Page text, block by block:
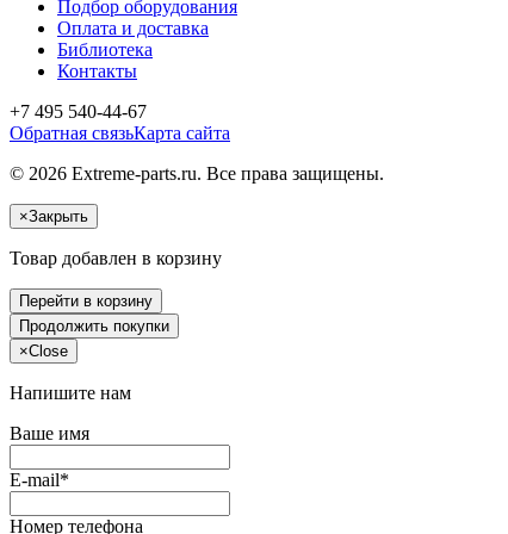
Подбор оборудования
Оплата и доставка
Библиотека
Контакты
+7 495 540-44-67
Обратная связьКарта сайта
© 2026 Extreme-parts.ru. Все права защищены.
×Закрыть
Товар добавлен в корзину
Перейти в корзину
Продолжить покупки
×Close
Напишите нам
Ваше имя
E-mail*
Номер телефона